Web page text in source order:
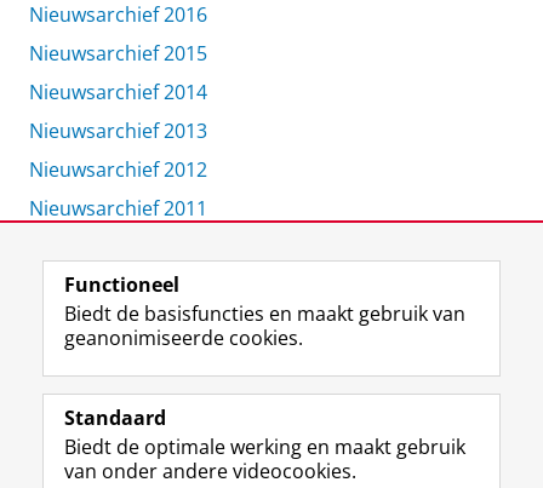
Nieuwsarchief 2016
Nieuwsarchief 2015
Nieuwsarchief 2014
Nieuwsarchief 2013
Nieuwsarchief 2012
Nieuwsarchief 2011
View this page in:English
Volg de RUG
F
a
e
b
L
i
k
e
R
S
-
f
I
n
t
Y
o
T
Studiekiezers
Functioneel
Biedt de basisfuncties en maakt gebruik van
geanonimiseerde cookies.
Standaard
Biedt de optimale werking en maakt gebruik
van onder andere videocookies.